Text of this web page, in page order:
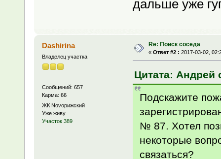
дальше уже
Dashirina
Владелец участка
Сообщений: 657
Карма: 66
ЖК Novoрижский
Уже живу
Участок 389
Re: Поиск соседа
« Ответ #2 : 2017-03-02,
Цитата: Андрей
Подскажите
№ 87. Хотел
некоторые
связаться?